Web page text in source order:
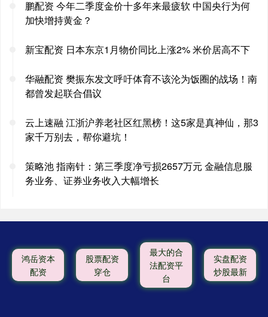
鹏配资 今年二季度金价十多年来最疲软 中国央行为何
加快增持黄金？
新宝配资 日本东京1月物价同比上涨2% 米价居高不下
华融配资 樊振东发文呼吁体育不该沦为饭圈的战场！南
都曾发起联合倡议
云上速融 江浙沪养老社区红黑榜！这5家是真神仙，那3
家千万别去，帮你避坑！
策略池 指南针：第三季度净亏损2657万元 金融信息服
务业务、证券业务收入大幅增长
鸿岳资本
配资
股票配资
穿仓
最大的合
法配资平
台
实盘配资
炒股最新